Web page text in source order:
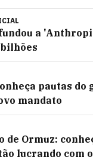
a
bilhões
pautas do
mandato
de Ormuz:
lucrando com